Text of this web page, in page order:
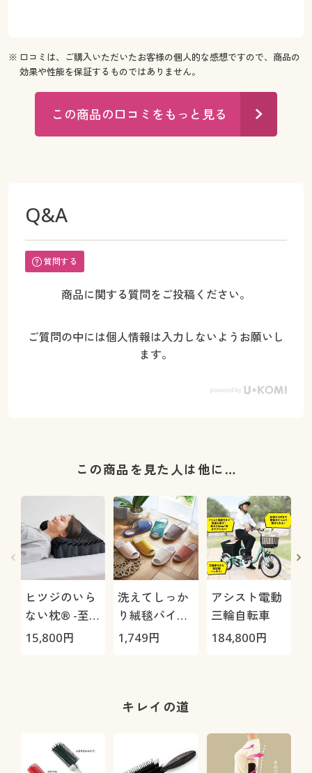
※ 口コミは、ご購入いただいたお客様の個人的な感想ですので、商品の
効果や性能を保証するものではありません。
この商品の口コミをもっと見る
Q&A
質問する
商品に関する質問をご投稿ください。
ご質問の中には個人情報は入力しないようお願いし
ます。
この商品を見た人は他に…
ヒツジのいら
ない枕® -至
極-
15,800円
洗えてしっか
り絨毯パイル
スリッパ
1,749円
アシスト電動
三輪自転車
184,800円
キレイの道